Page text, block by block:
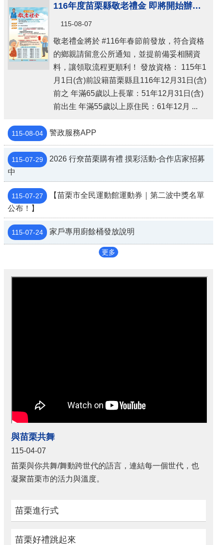
116年度苗栗縣敬老禮金 即將開始辦理！！
115-08-07
敬老禮金將於 #116年春節前發放，符合資格
的鄉親請留意公所通知，並提前備妥相關資
料，讓領取流程更順利！ 發放資格： 115年1
月1日(含)前設籍苗栗縣且116年12月31日(含)
前之 年滿65歲以上長輩：51年12月31日(含)
前出生 年滿55歲以上原住民：61年12月 ...
115-08-04 警政服務APP
115-07-29
2026 行尞苗栗購有禮 摸彩活動-合作店家招募
中
115-07-27
【苗栗市全民運動館運動券｜第二波中獎名單
公布！】
115-07-24 家戶專用廚餘桶發放說明
更多
與苗栗共舞
115-04-07
苗栗與你共舞/舞動跨世代的語言，連結每一個世代，也
凝聚苗栗市的活力與溫度。
苗栗進行式
苗栗好禮跳起來